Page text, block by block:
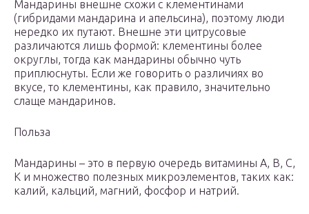
Мандарины внешне схожи с клементинами
(гибридами мандарина и апельсина), поэтому люди
нередко их путают. Внешне эти цитрусовые
различаются лишь формой: клементины более
округлы, тогда как мандарины обычно чуть
приплюснуты. Если же говорить о различиях во
вкусе, то клементины, как правило, значительно
слаще мандаринов.
Польза
Мандарины – это в первую очередь витамины А, В, С,
К и множество полезных микроэлементов, таких как:
калий, кальций, магний, фосфор и натрий.